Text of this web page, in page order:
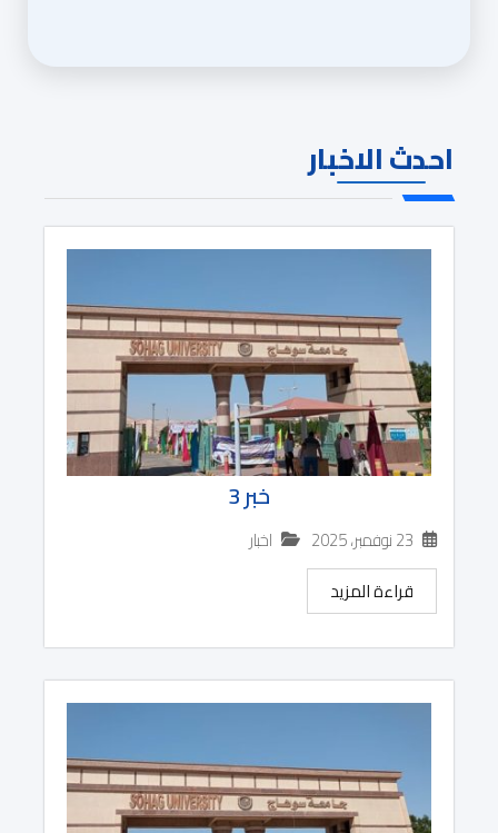
احدث الاخبار
خبر 3
23 نوفمبر، 2025
اخبار
قراءة المزيد